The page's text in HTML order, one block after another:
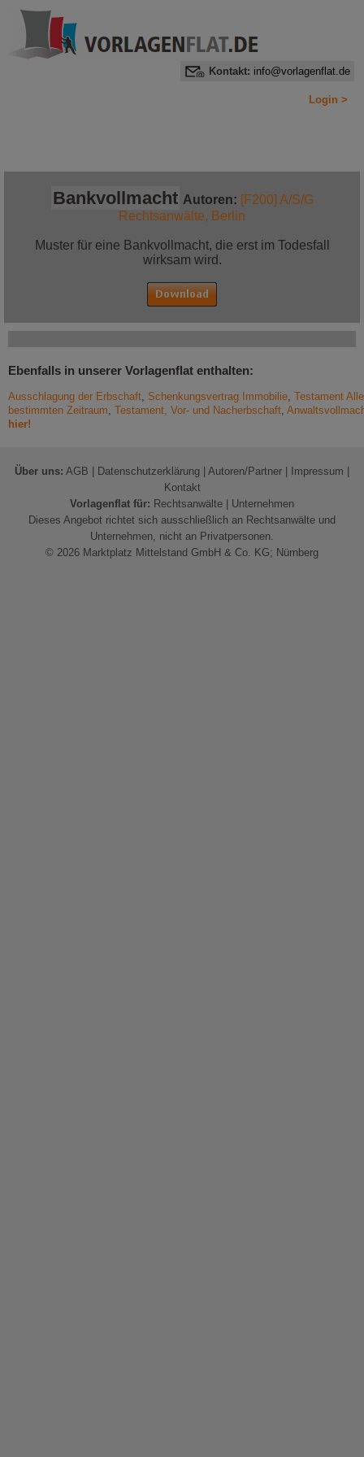
Kontakt: info@vorlagenflat.de
Login >
Bankvollmacht Autoren: [F200] A/S/G
Rechtsanwälte, Berlin
Muster für eine Bankvollmacht, die erst im Todesfall
wirksam wird.
Ebenfalls in unserer Vorlagenflat enthalten:
Ausschlagung der Erbschaft, Schenkungsvertrag Immobilie, Testament
bestimmten Zeitraum, Testament, Vor- und Nacherbschaft,
hier!
Über uns: AGB Datenschutzerklärung Autoren/Partner Impressum
Kontakt
Vorlagenflat für: Rechtsanwälte
Unternehmen
Dieses Angebot richtet sich ausschließlich an Rechtsanwälte und
Unternehmen, nicht an Privatpersonen.
© 2026 Marktplatz Mittelstand GmbH & Co. KG; Nürnberg